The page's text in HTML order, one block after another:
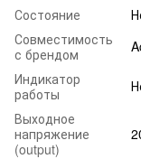
Состояние
Совместимость
с брендом
Индикатор
работы
Выходное
напряжение
(output)